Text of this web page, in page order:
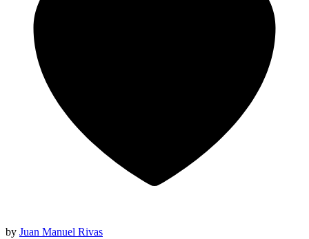
by Juan Manuel Rivas